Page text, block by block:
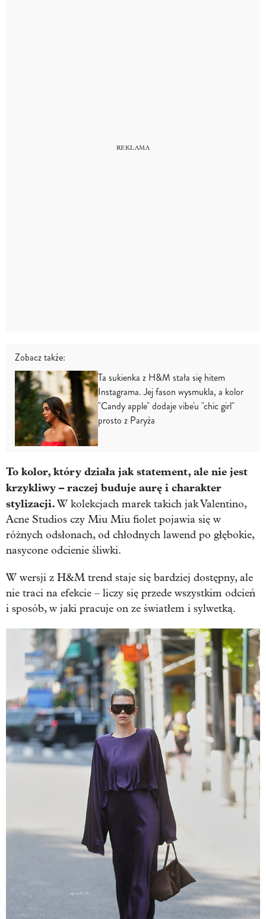
Zobacz także:
Ta sukienka z H&M stała się hitem
Instagrama. Jej fason wysmukla, a kolor
"Candy apple" dodaje vibe'u "chic girl"
prosto z Paryża
To kolor, który działa jak statement, ale nie jest
krzykliwy – raczej buduje aurę i charakter
stylizacji.W kolekcjach marek takich jak Valentino,
Acne Studios czy Miu Miu fiolet pojawia się w
różnych odsłonach, od chłodnych lawend po głębokie,
nasycone odcienie śliwki.
W wersji z H&M trend staje się bardziej dostępny, ale
nie traci na efekcie – liczy się przede wszystkim odcień
i sposób, w jaki pracuje on ze światłem i sylwetką.